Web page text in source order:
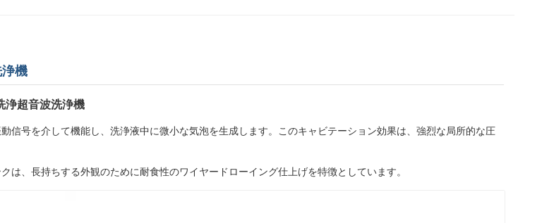
機
浄超音波洗浄機
信号を介して機能し、洗浄液中に微小な気泡を生成します。このキャビテーション効果は、強烈な局所的な圧
、長持ちする外観のために耐食性のワイヤードローイング仕上げを特徴としています。